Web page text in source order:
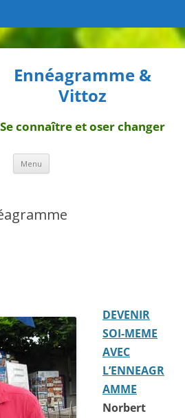
Ennéagramme &
Vittoz
Se connaître et oser changer
Menu Aller
contenu
DEVENIR
SOI-MEME
AVEC
L’ENNEAGR
AMME
Norbert